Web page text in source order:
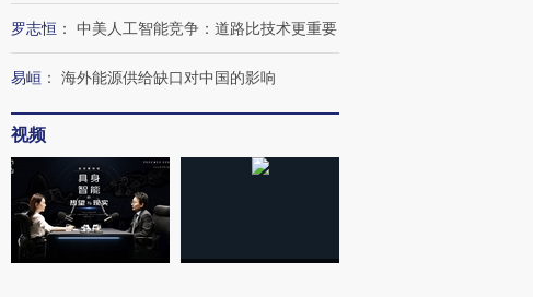
罗志恒 ： 中美人工智能竞争：道路比技术更重要
易峘 ： 海外能源供给缺口对中国的影响
视频